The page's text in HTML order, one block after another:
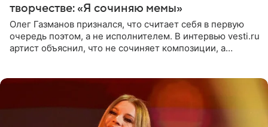
творчестве: «Я сочиняю мемы»
Олег Газманов признался, что считает себя в первую
очередь поэтом, а не исполнителем. В интервью vesti.ru
артист объяснил, что не сочиняет композиции, а